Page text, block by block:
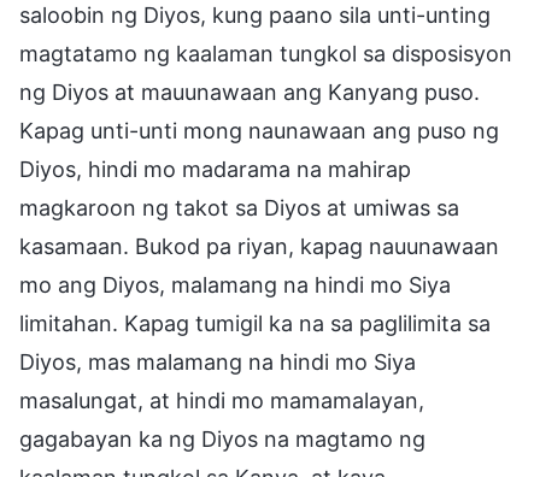
saloobin ng Diyos, kung paano sila unti-unting
magtatamo ng kaalaman tungkol sa disposisyon
ng Diyos at mauunawaan ang Kanyang puso.
Kapag unti-unti mong naunawaan ang puso ng
Diyos, hindi mo madarama na mahirap
magkaroon ng takot sa Diyos at umiwas sa
kasamaan. Bukod pa riyan, kapag nauunawaan
mo ang Diyos, malamang na hindi mo Siya
limitahan. Kapag tumigil ka na sa paglilimita sa
Diyos, mas malamang na hindi mo Siya
masalungat, at hindi mo mamamalayan,
gagabayan ka ng Diyos na magtamo ng